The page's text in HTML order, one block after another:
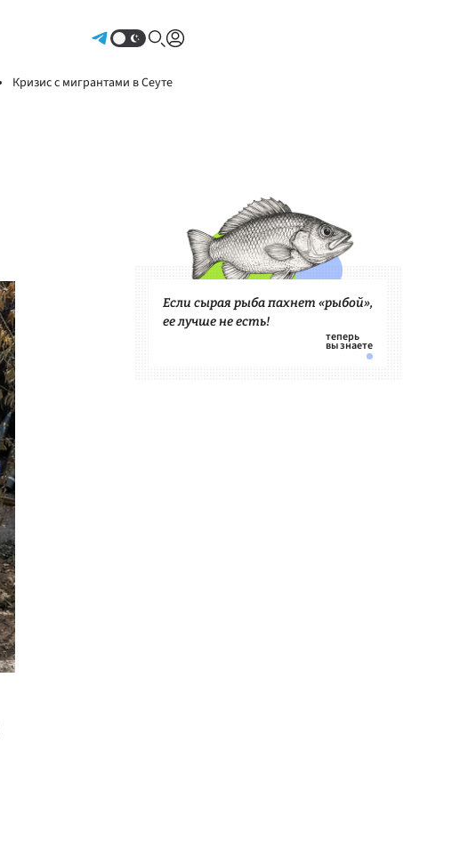
Кризис с мигрантами в Сеуте
Если сырая рыба пахнет «рыбой»,
ее лучше не есть!